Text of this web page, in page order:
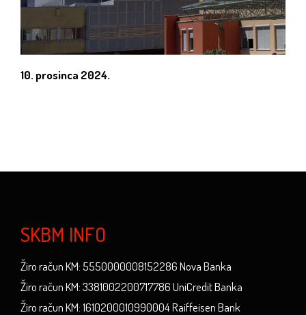
10. prosinca 2024.
SKBM INFO
Žiro račun KM: 5550000008152286 Nova Banka
Žiro račun KM: 3381002200717786 UniCredit Banka
Žiro račun KM: 1610200010990004 Raiffeisen Bank